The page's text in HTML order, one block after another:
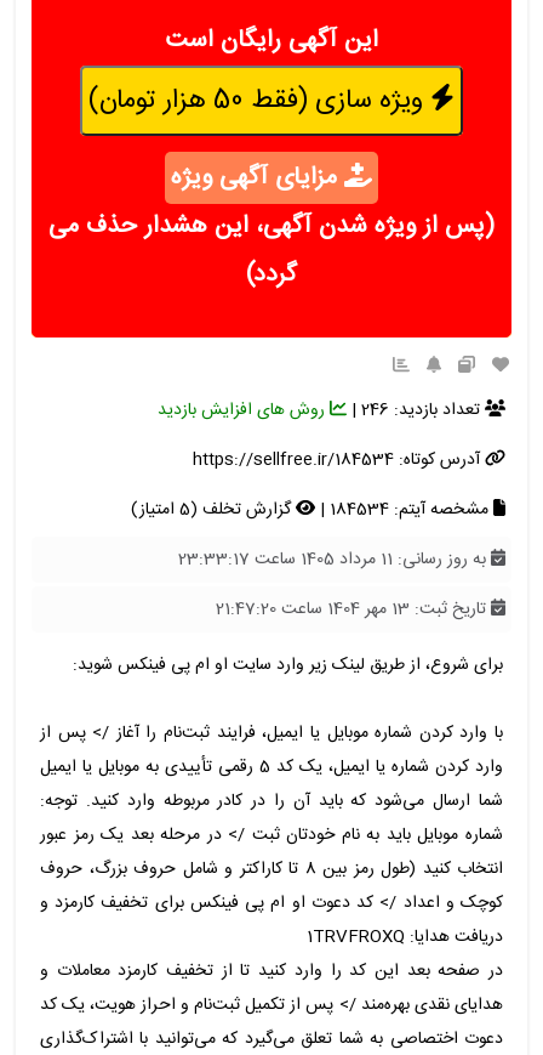
این آگهی رایگان است
ویژه سازی (فقط 50 هزار تومان)
مزایای آگهی ویژه
(پس از ویژه شدن آگهی، این هشدار حذف می
گردد)
تعداد بازدید: 246 |
روش های افزایش بازدید
آدرس کوتاه:https://sellfree.ir/184534
مشخصه آیتم: 184534 |
گزارش تخلف (5 امتیاز)
به روز رسانی: 11 مرداد 1405 ساعت 23:33:17
تاریخ ثبت: 13 مهر 1404 ساعت 21:47:20
برای شروع، از طریق لینک زیر وارد سایت او ام پی فینکس شوید:
با وارد کردن شماره موبایل یا ایمیل، فرایند ثبت‌نام را آغاز /> پس از
وارد کردن شماره یا ایمیل، یک کد 5 رقمی تأییدی به موبایل یا ایمیل
شما ارسال می‌شود که باید آن را در کادر مربوطه وارد کنید. توجه:
شماره موبایل باید به نام خودتان ثبت /> در مرحله بعد یک رمز عبور
انتخاب کنید (طول رمز بین 8 تا کاراکتر و شامل حروف بزرگ، حروف
کوچک و اعداد /> کد دعوت او ام پی فینکس برای تخفیف کارمزد و
دریافت هدایا: 1TRVFROXQ
در صفحه بعد این کد را وارد کنید تا از تخفیف کارمزد معاملات و
هدایای نقدی بهره‌مند /> پس از تکمیل ثبت‌نام و احراز هویت، یک کد
دعوت اختصاصی به شما تعلق می‌گیرد که می‌توانید با اشتراک‌گذاری